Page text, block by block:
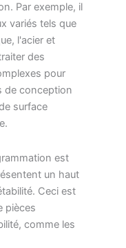
Par exemple, il
variés tels que
l'acier et
des
pour
de conception
surface
est
un haut
Ceci est
pièces
comme les